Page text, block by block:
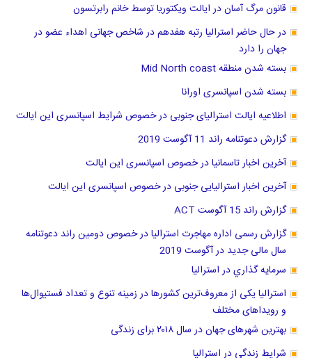
قانون مرگ آسان در ایالت ویکتوریا توسط خانم رابرتسون
در حال حاضر استرالیا رتبه هفدهم در شاخص جهانی اهداء عضو در
جهان را دارد
بسته شدن منطقه Mid North coast
بسته شدن اسپانسری اورانا
اطلاعیه ایالت استرالیای جنوبی در خصوص شرایط اسپانسری این ایالت
گزارش دعوتنامه راند 11 آگوست 2019
آخرین اخبار تاسمانیا در خصوص اسپانسری این ایالت
آخرین اخبار استرالیایی جنوبی در خصوص اسپانسری این ایالت
گزارش راند 15 آگوست ACT
گزارش رسمی اداره مهاجرت استرالیا در خصوص دومین راند دعوتنامه
سال مالی جدید در آگوست 2019
سرمايه گذاري در استراليا
استرالیا یکی از معروف‌ترین کشورها در زمینه تنوع و تعداد فستیوال‌ها
و رویداهای مختلف
بهترین شهرهای جهان در سال ۲۰۱۸ برای زندگی
شرایط زندگی در استرالیا